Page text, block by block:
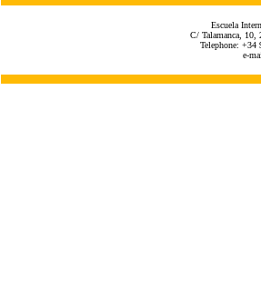
Escuela
C/ Talamanca, 10,
Telephone:
e-